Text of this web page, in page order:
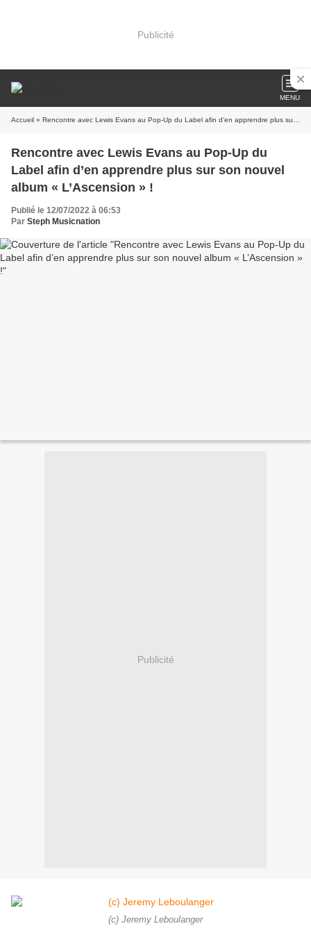
Publicité
MENU
Accueil » Rencontre avec Lewis Evans au Pop-Up du Label afin d’en apprendre plus sur son nouvel album « L’Ascension » !
Rencontre avec Lewis Evans au Pop-Up du
Label afin d’en apprendre plus sur son nouvel
album « L’Ascension » !
Publié le 12/07/2022 à 06:53
Par Steph Musicnation
Publicité
(c) Jeremy Leboulanger